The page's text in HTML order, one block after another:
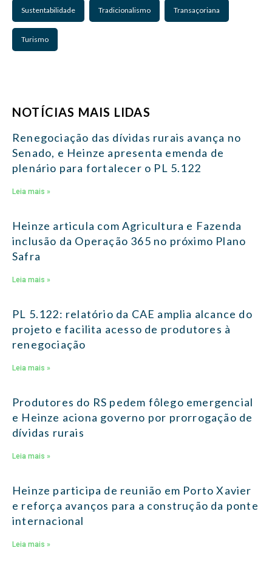
Sustentabilidade Tradicionalismo Transaçoriana
Turismo
NOTÍCIAS MAIS LIDAS
Renegociação das dívidas rurais avança no
Senado, e Heinze apresenta emenda de
plenário para fortalecer o PL 5.122
Leia mais »
Heinze articula com Agricultura e Fazenda
inclusão da Operação 365 no próximo Plano
Safra
Leia mais »
PL 5.122: relatório da CAE amplia alcance do
projeto e facilita acesso de produtores à
renegociação
Leia mais »
Produtores do RS pedem fôlego emergencial
e Heinze aciona governo por prorrogação de
dívidas rurais
Leia mais »
Heinze participa de reunião em Porto Xavier
e reforça avanços para a construção da ponte
internacional
Leia mais »